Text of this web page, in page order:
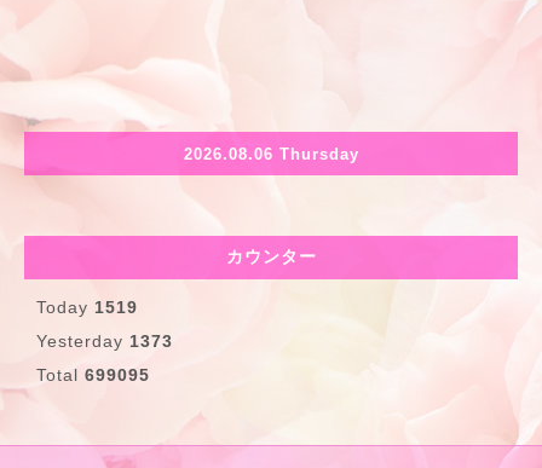
2026.08.06 Thursday
カウンター
Today 1519
Yesterday 1373
Total 699095